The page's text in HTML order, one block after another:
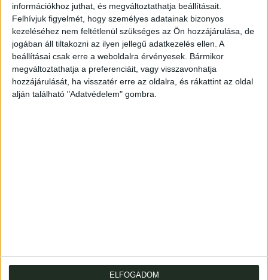
információkhoz juthat, és megváltoztathatja beállításait.
Felhívjuk figyelmét, hogy személyes adatainak bizonyos
kezeléséhez nem feltétlenül szükséges az Ön hozzájárulása, de
jogában áll tiltakozni az ilyen jellegű adatkezelés ellen. A
beállításai csak erre a weboldalra érvényesek. Bármikor
megváltoztathatja a preferenciáit, vagy visszavonhatja
hozzájárulását, ha visszatér erre az oldalra, és rákattint az oldal
alján található "Adatvédelem" gombra.
ELFOGADOM
[8] + 232 p. A szerző (1831–1878) orvosdoktor,
okleveles gyógyszerész, megyei főorvos.
Tartalomból: Agy - Darwin elmélete - Emésztési
vegyfolyam - Pestis Karcagon - Kuruzslás -
Idegrendszer - Mákony, opium gyógyszerismei